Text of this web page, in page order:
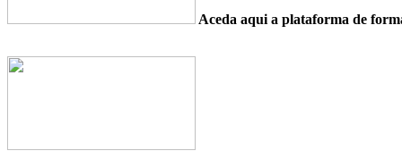
Aceda aqui a plataforma de